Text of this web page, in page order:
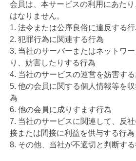
会員は、本サービスの利用にあた
はなりません。
法令または公序良俗に違反する行
犯罪行為に関連する行為
当社のサーバーまたはネットワ
り、妨害したりする行為
当社のサービスの運営を妨害す
他の会員に関する個人情報等を
為
他の会員に成りすます行為
当社のサービスに関連して、反
接または間接に利益を供与する行為
その他、当社が不適切と判断す